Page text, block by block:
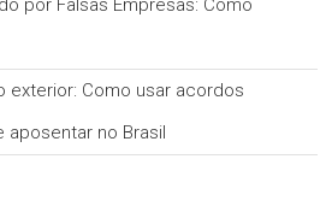
por Falsas Empresas: Como
exterior: Como usar acordos
aposentar no Brasil